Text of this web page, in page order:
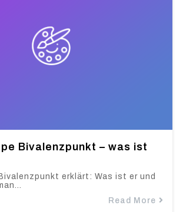
Bivalenzpunkt – was ist
erklärt: Was ist er und
Read More